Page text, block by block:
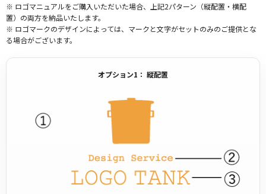
※ ロゴマニュアルをご購入いただいた場合、上記2パターン（縦配置・横配
置）の両方を納品いたします。
※ ロゴマークのデザインによっては、マークと文字がセットのみのご提供とな
る場合がございます。
オプション1： 縦配置